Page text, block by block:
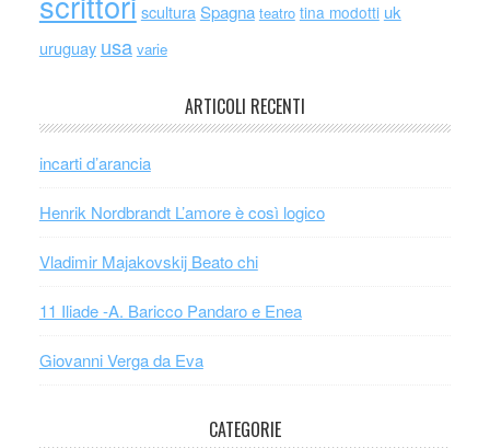
scultura Spagna teatro tina modotti uk
uruguay usa varie
ARTICOLI RECENTI
incarti d’arancia
Henrik Nordbrandt L’amore è così logico
Vladimir Majakovskij Beato chi
11 Iliade -A. Baricco Pandaro e Enea
Giovanni Verga da Eva
CATEGORIE